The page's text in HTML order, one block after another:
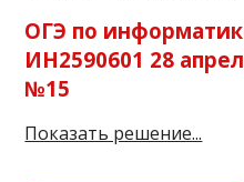
ОГЭ по
ИН2590601 28
№15
Показать решение...